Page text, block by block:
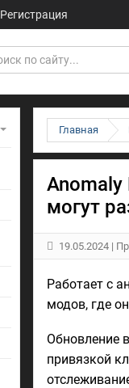
Главная
Anomaly
могут
19.05.2024 |
Работает с
модов, где
Обновление
привязкой
Регистрация